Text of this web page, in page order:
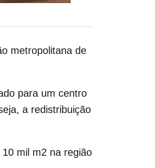
metropolitana de
para um centro
a redistribuição
mil m2 na região